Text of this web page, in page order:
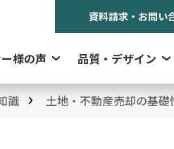
資料請求・お問い
様の声 品質・デザイン
識 土地・不動産売却の基礎